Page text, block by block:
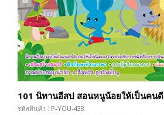
101 นิทานอีสป สอนหนูน้อยให้เป็นคนดี
รหัสสินค้า : P-YOU-438